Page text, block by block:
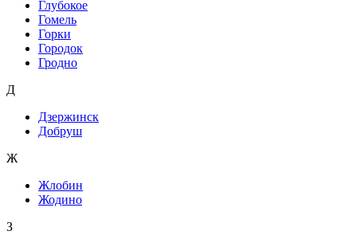
Глубокое
Гомель
Горки
Городок
Гродно
Д
Дзержинск
Добруш
Ж
Жлобин
Жодино
З